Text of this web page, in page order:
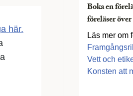
här.
Boka en
föreläser
Läs mer om
Vett och
Konsten att